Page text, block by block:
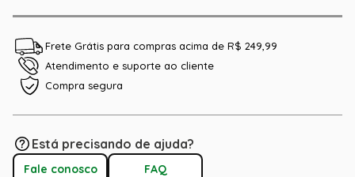
Frete Grátis para compras acima de R$ 249,99
Atendimento e suporte ao cliente
Compra segura
Está precisando de ajuda?
Fale conosco FAQ